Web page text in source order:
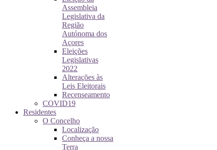
Assembleia
Legislativa da
Região
Autónoma dos
Açores
Eleições
Legislativas
2022
Alterações às
Leis Eleitorais
Recenseamento
COVID19
Residentes
O Concelho
Localização
Conheça a nossa
Terra